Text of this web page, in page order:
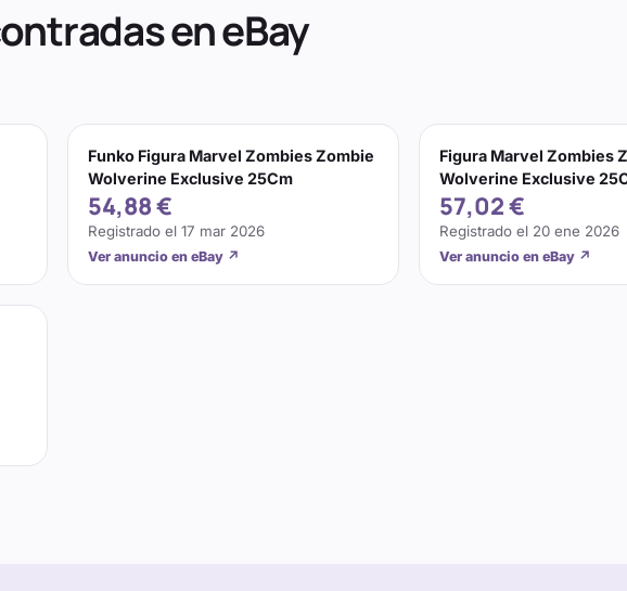
en eBay
Funko Figura Marvel Zombies Zombie
Wolverine Exclusive 25Cm
54,88 €
Registrado el 17 mar 2026
Ver anuncio en eBay ↗
Figura Marvel Zombies
Wolverine Exclusive
57,02 €
Registrado el 20 ene 2026
Ver anuncio en eBay ↗